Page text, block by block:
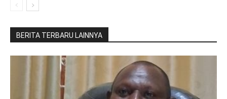
BERITA TERBARU LAINNYA